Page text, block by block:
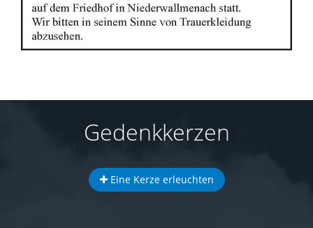
Gedenkkerzen
Eine Kerze erleuchten